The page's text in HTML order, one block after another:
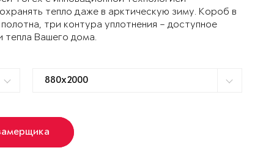
тепло даже в арктическую зиму. Короб в
три контура уплотнения – доступное
тепла Вашего дома.